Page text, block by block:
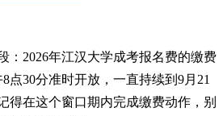
：2026年江汉大学成考报名费的缴费
点30分准时开放，一直持续到9月21
得在这个窗口期内完成缴费动作，别